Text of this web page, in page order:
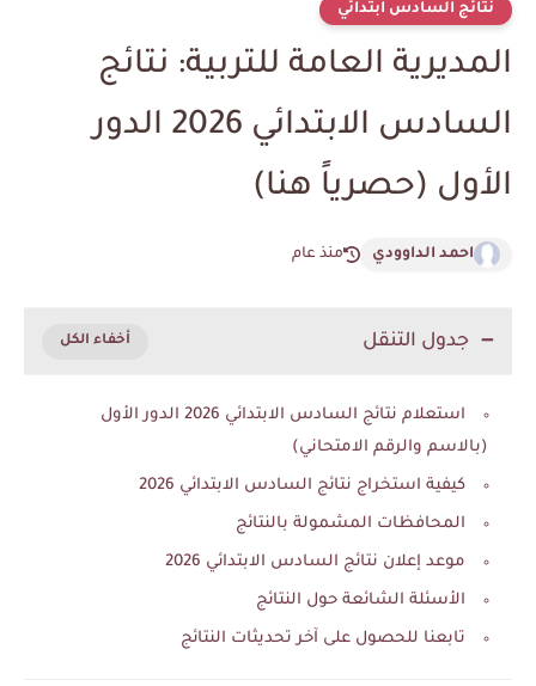
نتائج السادس ابتدائي
المديرية العامة للتربية: نتائج
السادس الابتدائي 2026 الدور
الأول (حصرياً هنا)
احمد الداوودي منذ عام
جدول التنقل
استعلام نتائج السادس الابتدائي 2026 الدور الأول
(بالاسم والرقم الامتحاني)
كيفية استخراج نتائج السادس الابتدائي 2026
المحافظات المشمولة بالنتائج
موعد إعلان نتائج السادس الابتدائي 2026
الأسئلة الشائعة حول النتائج
تابعنا للحصول على آخر تحديثات النتائج